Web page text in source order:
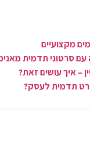
מקצועיים
סרטוני תדמית
– איך עושים זאת?
תדמית לעסק?